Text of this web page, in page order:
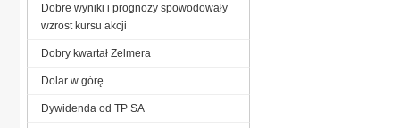
Dobre wyniki i prognozy spowodowały
wzrost kursu akcji
Dobry kwartał Zelmera
Dolar w górę
Dywidenda od TP SA